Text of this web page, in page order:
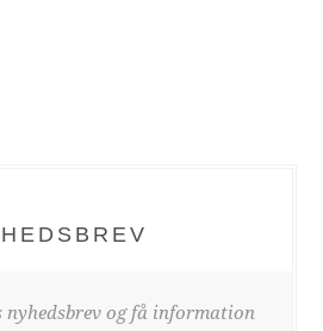
nyhedsbrev og få information